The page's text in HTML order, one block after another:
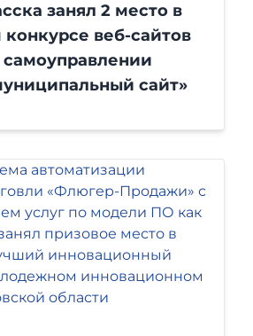
занял 2 место в
веб-сайтов
сайт»